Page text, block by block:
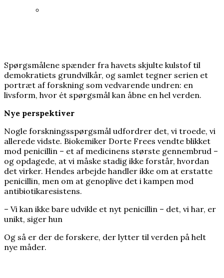
Spørgsmålene spænder fra havets skjulte kulstof til
demokratiets grundvilkår, og samlet tegner serien et
portræt af forskning som vedvarende undren: en
livsform, hvor ét spørgsmål kan åbne en hel verden.
Nye perspektiver
Nogle forskningsspørgsmål udfordrer det, vi troede, vi
allerede vidste. Biokemiker Dorte Frees vendte blikket
mod penicillin – et af medicinens største gennembrud –
og opdagede, at vi måske stadig ikke forstår, hvordan
det virker. Hendes arbejde handler ikke om at erstatte
penicillin, men om at genoplive det i kampen mod
antibiotikaresistens.
– Vi kan ikke bare udvikle et nyt penicillin – det, vi har, er
unikt, siger hun
Og så er der de forskere, der lytter til verden på helt
nye måder.